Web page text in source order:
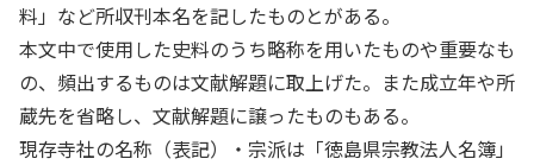
料」など所収刊本名を記したものとがある。
本文中で使用した史料のうち略称を用いたものや重要なも
の、頻出するものは文献解題に取上げた。また成立年や所
蔵先を省略し、文献解題に譲ったものもある。
現存寺社の名称（表記）・宗派は「徳島県宗教法人名簿」